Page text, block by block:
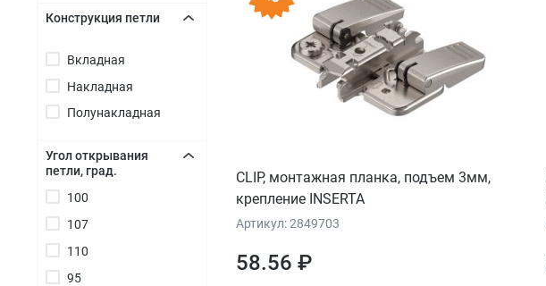
Конструкция петли
Вкладная
Накладная
Полунакладная
Угол открывания
петли, град.
100
107
110
95
CLIP, монтажная планка, подъем 3мм,
крепление INSERTA
Артикул: 2849703
58.56 ₽